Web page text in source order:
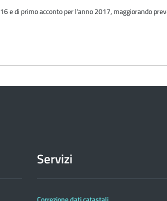
e di primo acconto per l'anno 2017, maggiorando
Servizi